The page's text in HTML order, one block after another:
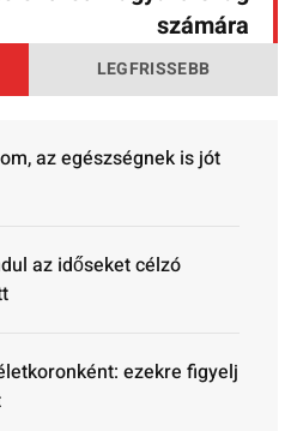
számára
LEGFRISSEBB
az egészségnek is jót
az időseket célzó
ezekre figyelj